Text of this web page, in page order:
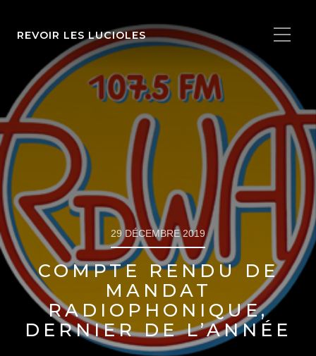
REVOIR LES LUCIOLES
29 DÉCEMBRE 2019
COMPTE RENDU DE
MANDAT
RADIOPHONIQUE,
DERNIER DE L’ANNÉE